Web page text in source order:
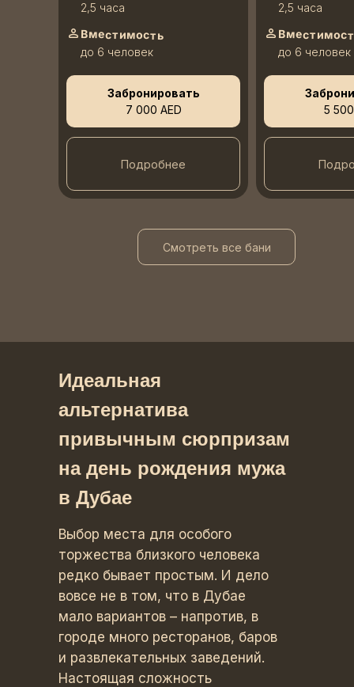
5
2,5 часа
до 6 человек
Подробнее
Забронировать
7 000 AED
2,5 часа
до 6 человек
Вместимость
Смотреть все бани
Идеальная
альтернатива
привычным сюрпризам
на день рождения мужа
в Дубае
Выбор места для особого
торжества близкого человека
редко бывает простым. И дело
вовсе не в том, что в Дубае
мало вариантов – напротив, в
городе много ресторанов, баров
и развлекательных заведений.
Настоящая сложность